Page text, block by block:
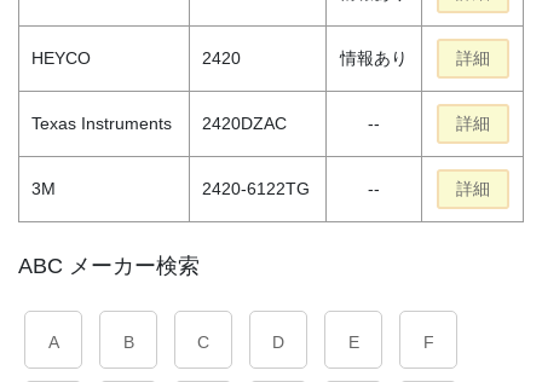
HEYCO 2420 情報あり 詳細
Texas Instruments 2420DZAC -- 詳細
3M 2420-6122TG -- 詳細
ABC メーカー検索
A B C D E F